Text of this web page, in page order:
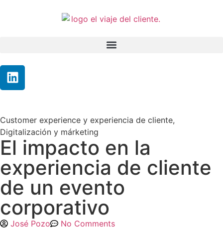
Customer experience y experiencia de cliente,
Digitalización y márketing
El impacto en la
experiencia de cliente
de un evento
corporativo
José Pozo No Comments